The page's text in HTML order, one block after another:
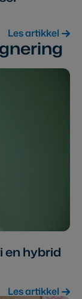
Les artikkel
en hybrid
Les artikkel